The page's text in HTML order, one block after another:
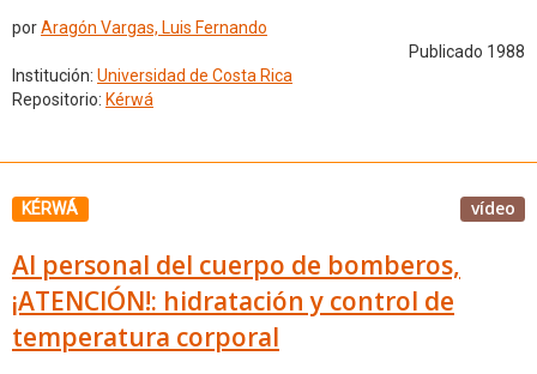
porAragón Vargas, Luis Fernando
Publicado 1988
Institución: Universidad de Costa Rica
Repositorio: Kérwá
KÉRWÁ vídeo
Al personal del cuerpo de bomberos,
¡ATENCIÓN!: hidratación y control de
temperatura corporal